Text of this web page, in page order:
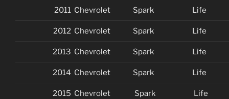
2011 Chevrolet Spark Life
2012 Chevrolet Spark Life
2013 Chevrolet Spark Life
2014 Chevrolet Spark Life
2015 Chevrolet Spark Life